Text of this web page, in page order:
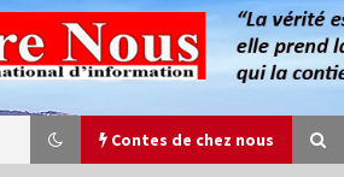
Contes de chez nous